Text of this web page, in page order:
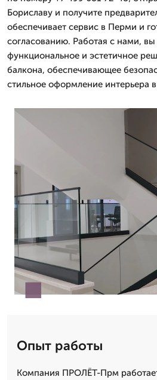
Бориславу и получите
обеспечивает сервис в Перми и
согласованию. Работая с нами, вы
функциональное и эстетичное
балкона, обеспечивающее
стильное оформление интерьера
Опыт работы
Компания ПРОЛЁТ-Прм